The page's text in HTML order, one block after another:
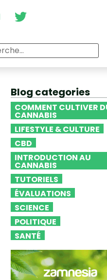
Blog categories
COMMENT CULTIVER
CANNABIS
LIFESTYLE & CULTURE
CBD
INTRODUCTION AU
CANNABIS
TUTORIELS
ÉVALUATIONS
SCIENCE
POLITIQUE
SANTÉ